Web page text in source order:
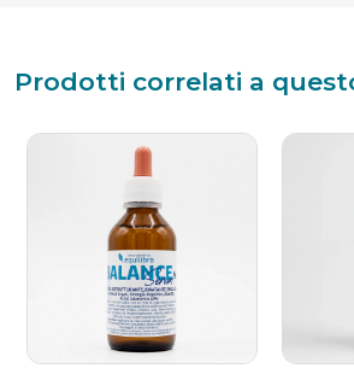
Prodotti correlati a